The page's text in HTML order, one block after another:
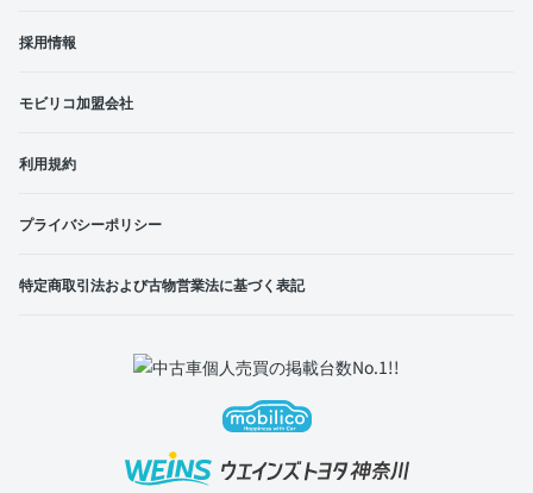
採用情報
モビリコ加盟会社
利用規約
プライバシーポリシー
特定商取引法および古物営業法に基づく表記